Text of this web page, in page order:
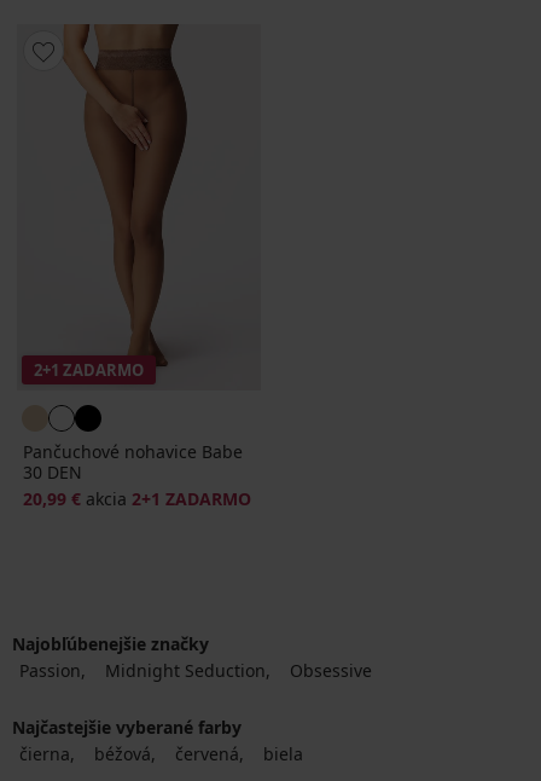
2+1 ZADARMO
Pančuchové nohavice Babe
30 DEN
20,99 € akcia 2+1 ZADARMO
Najobľúbenejšie značky
Passion
Midnight Seduction Obsessive
Najčastejšie vyberané farby
čierna
béžová červená biela